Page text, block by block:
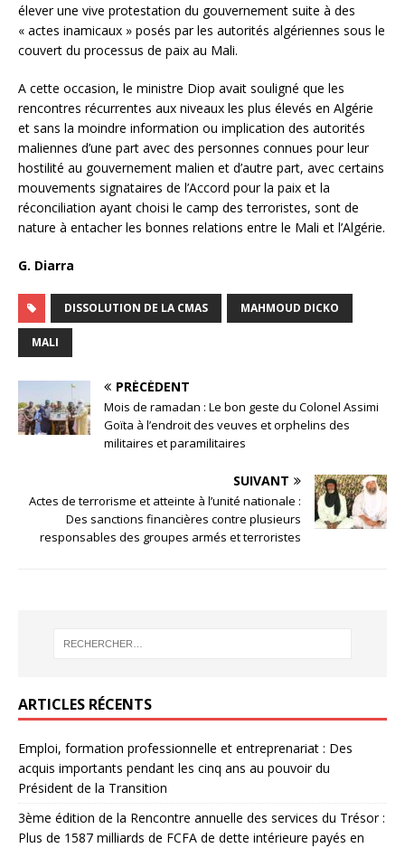
élever une vive protestation du gouvernement suite à des
« actes inamicaux » posés par les autorités algériennes sous le
couvert du processus de paix au Mali.
A cette occasion, le ministre Diop avait souligné que les
rencontres récurrentes aux niveaux les plus élevés en Algérie
et sans la moindre information ou implication des autorités
maliennes d’une part avec des personnes connues pour leur
hostilité au gouvernement malien et d’autre part, avec certains
mouvements signataires de l’Accord pour la paix et la
réconciliation ayant choisi le camp des terroristes, sont de
nature à entacher les bonnes relations entre le Mali et l’Algérie.
G. Diarra
DISSOLUTION DE LA CMAS MAHMOUD DICKO
MALI
PRÉCÉDENT
Mois de ramadan : Le bon geste du Colonel Assimi
Goïta à l’endroit des veuves et orphelins des
militaires et paramilitaires
SUIVANT
Actes de terrorisme et atteinte à l’unité nationale :
Des sanctions financières contre plusieurs
responsables des groupes armés et terroristes
ARTICLES RÉCENTS
Emploi, formation professionnelle et entreprenariat : Des
acquis importants pendant les cinq ans au pouvoir du
Président de la Transition
3ème édition de la Rencontre annuelle des services du Trésor :
Plus de 1587 milliards de FCFA de dette intérieure payés en